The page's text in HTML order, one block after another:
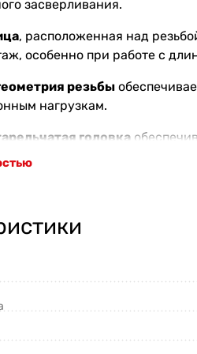
засверливания.
, расположенная над
особенно при работе с
резьбы
нагрузкам.
головка
повышает надёжность
Blue Zinc Cr3 с восковым
Type 17 облегчает начало